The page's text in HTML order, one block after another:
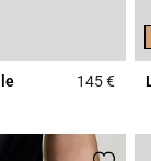
145 €3,1